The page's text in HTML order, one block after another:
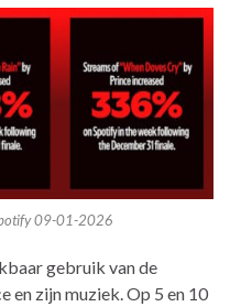
09-01-2026
gebruik van de
en zijn muziek. Op 5 en 10